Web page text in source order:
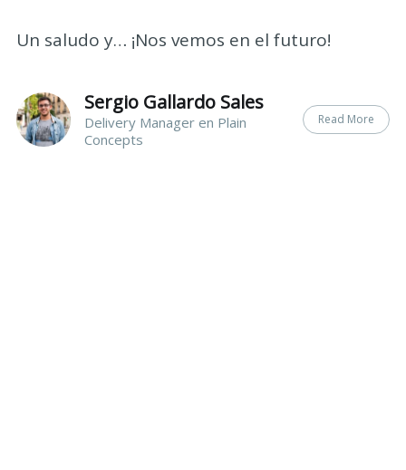
Un saludo y… ¡Nos vemos en el futuro!
Sergio Gallardo Sales
Delivery Manager en Plain
Concepts
Read More